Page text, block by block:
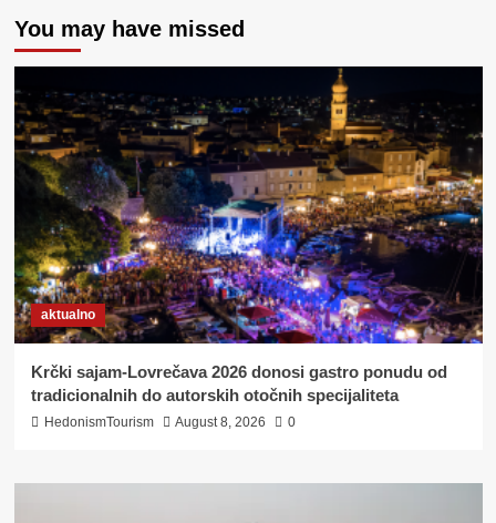
WINE
&
STEAK
OSIJEK
You may have missed
aktualno
Krčki sajam-Lovrečava 2026 donosi gastro ponudu od
tradicionalnih do autorskih otočnih specijaliteta
HedonismTourism August 8, 2026 0